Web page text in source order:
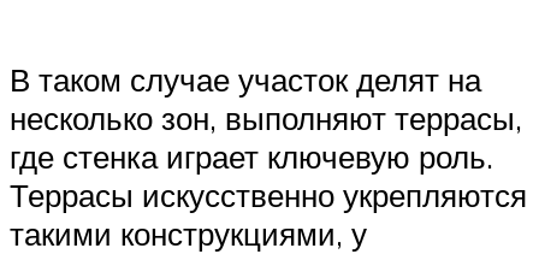
В таком случае участок делят на
несколько зон, выполняют террасы,
где стенка играет ключевую роль.
Террасы искусственно укрепляются
такими конструкциями, у